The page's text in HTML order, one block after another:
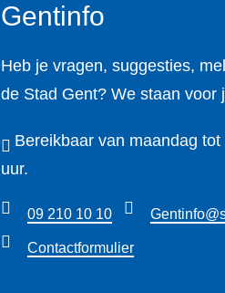
Gentinfo
Heb je vragen, suggesties,
de Stad Gent? We staan voor
Bereikbaar van maandag
uur.
09 210 10 10
Contactformulier